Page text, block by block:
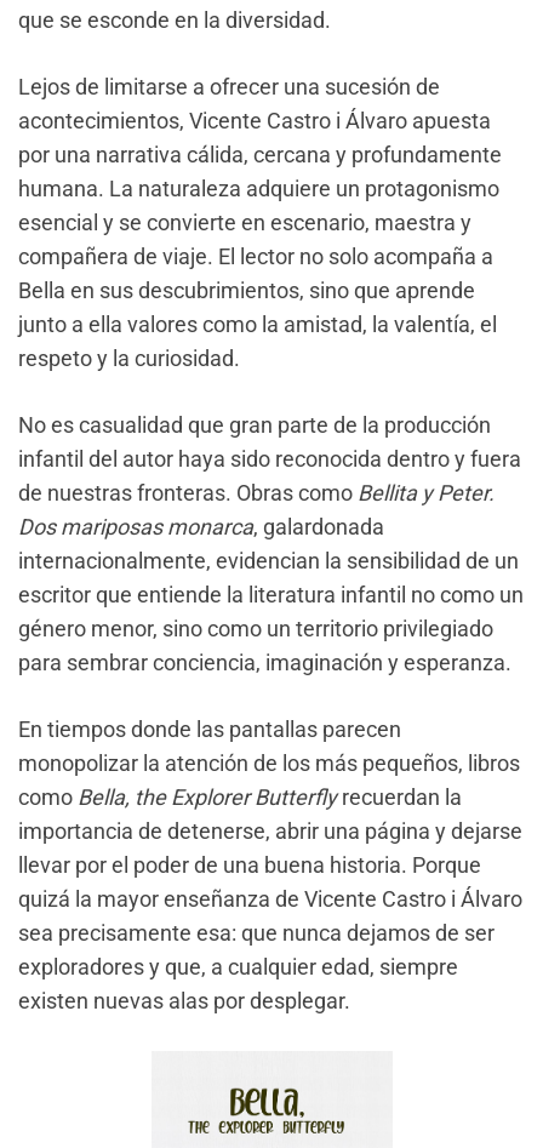
que se esconde en la diversidad.
Lejos de limitarse a ofrecer una sucesión de
acontecimientos, Vicente Castro i Álvaro apuesta
por una narrativa cálida, cercana y profundamente
humana. La naturaleza adquiere un protagonismo
esencial y se convierte en escenario, maestra y
compañera de viaje. El lector no solo acompaña a
Bella en sus descubrimientos, sino que aprende
junto a ella valores como la amistad, la valentía, el
respeto y la curiosidad.
No es casualidad que gran parte de la producción
infantil del autor haya sido reconocida dentro y fuera
de nuestras fronteras. Obras como Bellita y Peter.
Dos mariposas monarca, galardonada
internacionalmente, evidencian la sensibilidad de un
escritor que entiende la literatura infantil no como un
género menor, sino como un territorio privilegiado
para sembrar conciencia, imaginación y esperanza.
En tiempos donde las pantallas parecen
monopolizar la atención de los más pequeños, libros
como Bella, the Explorer Butterflyrecuerdan la
importancia de detenerse, abrir una página y dejarse
llevar por el poder de una buena historia. Porque
quizá la mayor enseñanza de Vicente Castro i Álvaro
sea precisamente esa: que nunca dejamos de ser
exploradores y que, a cualquier edad, siempre
existen nuevas alas por desplegar.